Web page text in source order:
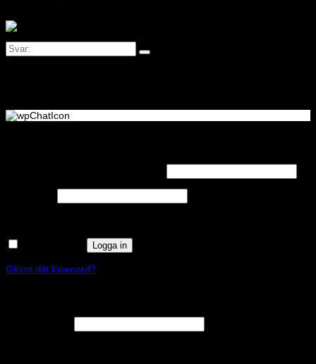
Logga in
Glömt ditt lösenord?